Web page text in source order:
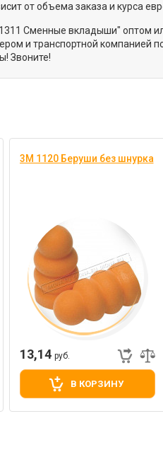
от объема заказа и курса
Сменные вкладыши" оптом
и транспортной компанией
Звоните!
3M 1120 Беруши без шнурка
13,14 руб.
В КОРЗИНУ